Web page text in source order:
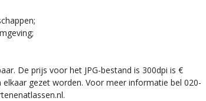
De prijs voor het JPG-bestand is 300dpi is €
gezet worden. Voor meer informatie bel 020-